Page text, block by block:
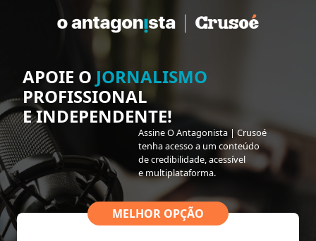
APOIE O JORNALISMO
PROFISSIONAL
E INDEPENDENTE!
Assine O Antagonista | Crusoé
tenha acesso a um conteúdo
de credibilidade, acessível
e multiplataforma.
MELHOR OPÇÃO